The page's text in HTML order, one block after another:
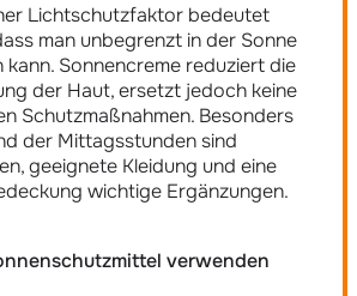
Lichtschutzfaktor bedeutet
man unbegrenzt in der Sonne
kann. Sonnencreme reduziert die
der Haut, ersetzt jedoch keine
Schutzmaßnahmen. Besonders
der Mittagsstunden sind
geeignete Kleidung und eine
wichtige Ergänzungen.
verwenden